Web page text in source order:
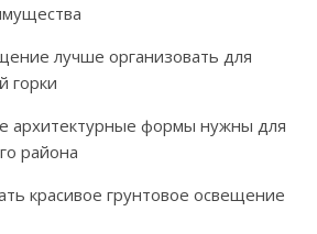
лучше организовать для
горки
архитектурные формы нужны для
района
красивое грунтовое освещение